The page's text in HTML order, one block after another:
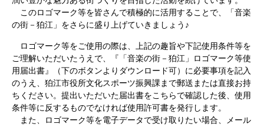
このロゴマーク等を皆さんで積極的に活用することで、「音楽
の街－狛江」をさらに盛り上げていきましょう♪
ロゴマーク等をご使用の際は、上記の趣旨や下記使用条件等を
ご理解いただいたうえで、『「音楽の街－狛江」ロゴマーク等使
用届出書』（下のボタンよりダウンロード可）に必要事項を記入
のうえ、狛江市役所文化スポーツ振興課まで郵送または直接お持
ちください。提出いただいた届出書をこちらで確認した後、使用
条件等に反するものでなければ使用許可書を発行します。
また、ロゴマーク等を電子データで受け取りたい場合、メール